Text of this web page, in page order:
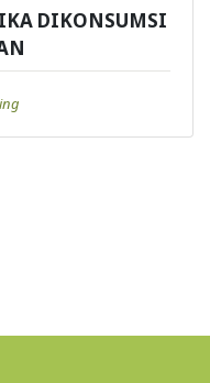
DIKONSUMSI